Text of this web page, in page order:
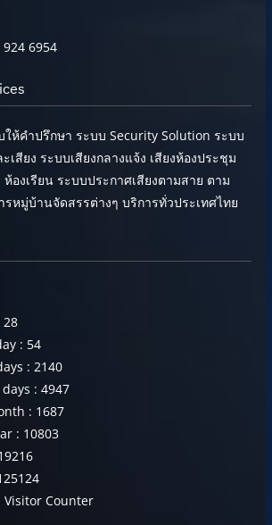
6954
ห้คำปรึกษา ระบบ Security Solution ระบบ
เสียง ระบบเสียงกลางแจ้ง เสียงห้องประชุม
องเรียน ระบบประกาศเสียงตามสาย ตาม
รหมู่บ้านจัดสรรต่างๆ บริการทั่วประเทศไทย
: 54
: 2140
: 4947
: 1687
: 10803
Visitor Counter